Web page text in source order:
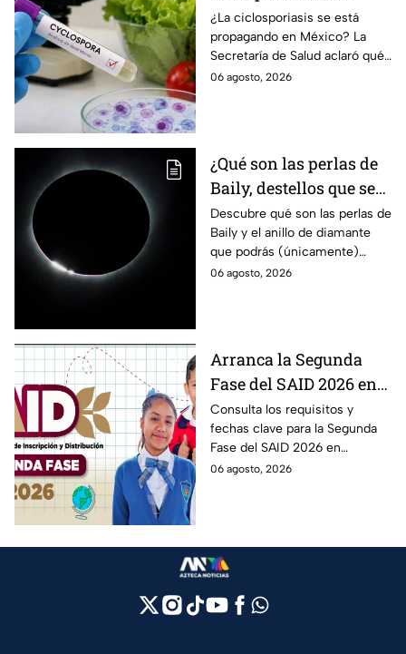
México? Salud rompe
el silencio tras 33 casos
detectados
¿La ciclosporiasis se está
propagando en México? La
Secretaría de Salud aclaró qué
ocurre tras la detección de 33
06 agosto, 2026
¿Qué son las perlas de
Baily, destellos que se
podrán ver
ÚNICAMENTE durante
el eclipse solar 2026 del
12 de agosto?
Descubre qué son las perlas de
Baily y el anillo de diamante
que podrás (únicamente)
observar durante el eclipse
06 agosto, 2026
Arranca la Segunda
Fase del SAID 2026 en
Edomex para grados
intermedios: Fechas
clave y requisitos para
cambios de escuela
Consulta los requisitos y
fechas clave para la Segunda
Fase del SAID 2026 en
Edomex y asegura el traslado
06 agosto, 2026